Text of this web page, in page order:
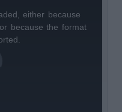
either because
because the format